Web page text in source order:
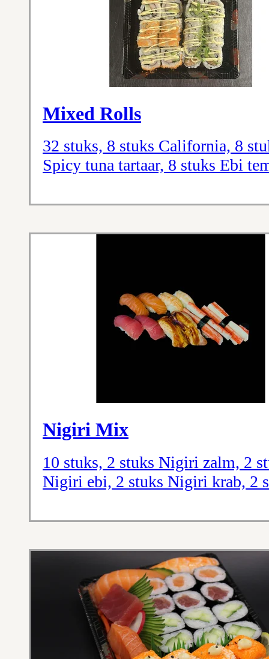
Mixed Rolls
32 stuks, 8 stuks California, 8
Spicy tuna tartaar, 8 stuks Ebi
Nigiri Mix
10 stuks, 2 stuks Nigiri zalm, 2
Nigiri ebi, 2 stuks Nigiri krab, 2